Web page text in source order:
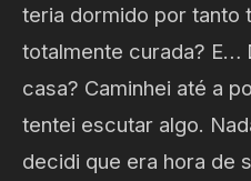
teria dormido por tanto
totalmente curada? E…
casa? Caminhei até a
tentei escutar algo.
decidi que era hora de